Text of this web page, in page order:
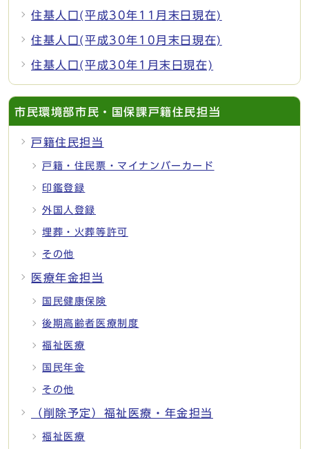
住基人口(平成30年11月末日現在)
住基人口(平成30年10月末日現在)
住基人口(平成30年1月末日現在)
市民環境部市民・国保課戸籍住民担当
戸籍住民担当
戸籍・住民票・マイナンバーカード
印鑑登録
外国人登録
埋葬・火葬等許可
その他
医療年金担当
国民健康保険
後期高齢者医療制度
福祉医療
国民年金
その他
（削除予定）福祉医療・年金担当
福祉医療